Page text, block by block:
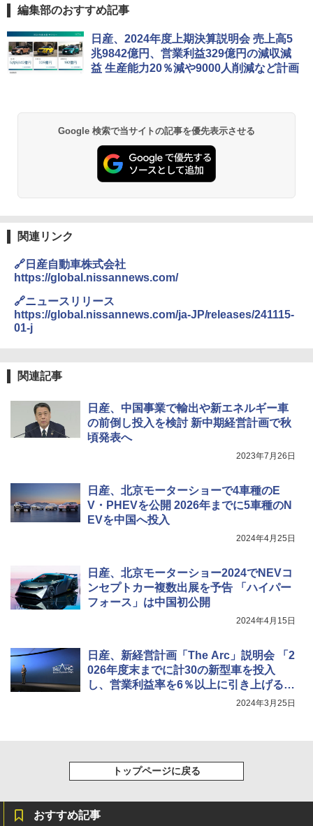
編集部のおすすめ記事
日産、2024年度上期決算説明会 売上高5
兆9842億円、営業利益329億円の減収減
益 生産能力20％減や9000人削減など計画
Google 検索で当サイトの記事を優先表示させる
関連リンク
🔗日産自動車株式会社
https://global.nissannews.com/
🔗ニュースリリース
https://global.nissannews.com/ja-JP/releases/241115-
01-j
関連記事
日産、中国事業で輸出や新エネルギー車
の前倒し投入を検討 新中期経営計画で秋
頃発表へ
2023年7月26日
日産、北京モーターショーで4車種のE
V・PHEVを公開 2026年までに5車種のN
EVを中国へ投入
2024年4月25日
日産、北京モーターショー2024でNEVコ
ンセプトカー複数出展を予告 「ハイパー
フォース」は中国初公開
2024年4月15日
日産、新経営計画「The Arc」説明会 「2
026年度末までに計30の新型車を投入
し、営業利益率を6％以上に引き上げる」
2024年3月25日
トップページに戻る
おすすめ記事